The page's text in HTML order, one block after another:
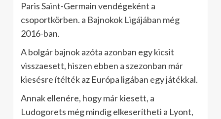
Paris Saint-Germain vendégeként a
csoportkörben. a Bajnokok Ligájában még
2016-ban.
A bolgár bajnok azóta azonban egy kicsit
visszaesett, hiszen ebben a szezonban már
kiesésre ítélték az Európa ligában egy játékkal.
Annak ellenére, hogy már kiesett, a
Ludogorets még mindig elkeserítheti a Lyont,